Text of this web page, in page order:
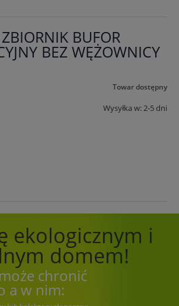
BUFOR
BEZ WĘŻOWNICY
Towar dostępny
Wysyłka w:2-5 dni
ekologicznym i
domem!
chronić
a w nim: